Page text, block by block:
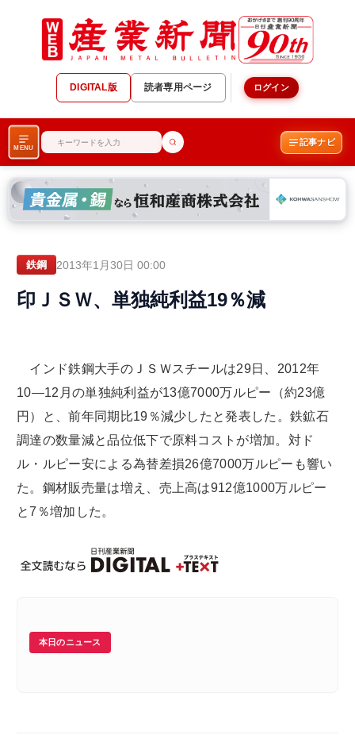
DIGITAL版 読者専用ページ ログイン
MENU
記事ナビ
鉄鋼 2013年1月30日 00:00
印ＪＳＷ、単独純利益19％減
インド鉄鋼大手のＪＳＷスチールは29日、2012年
10―12月の単独純利益が13億7000万ルピー（約23億
円）と、前年同期比19％減少したと発表した。鉄鉱石
調達の数量減と品位低下で原料コストが増加。対ド
ル・ルピー安による為替差損26億7000万ルピーも響い
た。鋼材販売量は増え、売上高は912億1000万ルピー
と7％増加した。
本日のニュース